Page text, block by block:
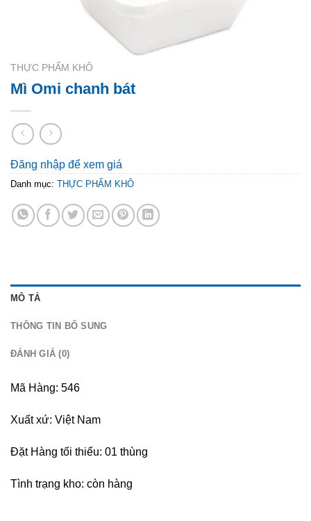
THỰC PHẨM KHÔ
Mì Omi chanh bát
Đăng nhập để xem giá
Danh mục: THỰC PHẨM KHÔ
MÔ TẢ
THÔNG TIN BỔ SUNG
ĐÁNH GIÁ (0)
Mã Hàng: 546
Xuất xứ: Việt Nam
Đặt Hàng tối thiểu: 01 thùng
Tình trạng kho: còn hàng